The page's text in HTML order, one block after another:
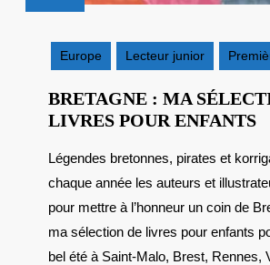
2016
Europe
Lecteur junior
BRETAGNE : MA
LIVRES POUR ENFANTS
Légendes bretonnes, pirates et korrigans inspirent
chaque année les auteurs et
pour mettre à l’honneur un coin de
ma sélection de livres pour enfants
bel été à Saint-Malo, Brest, Rennes,